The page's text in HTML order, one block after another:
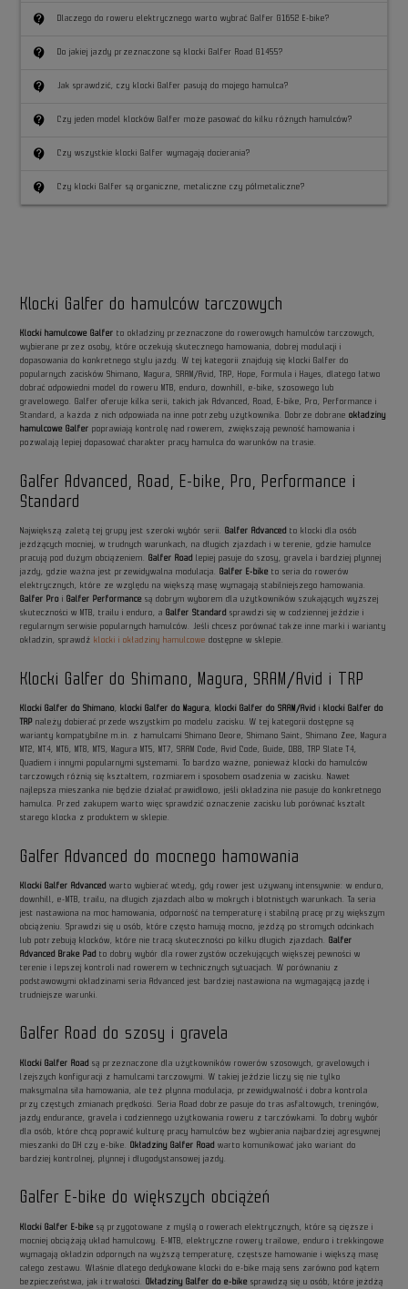
contact_support Dlaczego do roweru elektrycznego warto wybrać Galfer G1652 E-bike?
contact_support Do jakiej jazdy przeznaczone są klocki Galfer Road G1455?
contact_support Jak sprawdzić, czy klocki Galfer pasują do mojego hamulca?
contact_support Czy jeden model klocków Galfer może pasować do kilku różnych hamulców?
contact_support Czy wszystkie klocki Galfer wymagają docierania?
contact_support Czy klocki Galfer są organiczne, metaliczne czy półmetaliczne?
Klocki Galfer do hamulców tarczowych
Klocki hamulcowe Galfer to okładziny przeznaczone do rowerowych hamulców tarczowych,
wybierane przez osoby, które oczekują skutecznego hamowania, dobrej modulacji i
dopasowania do konkretnego stylu jazdy. W tej kategorii znajdują się klocki Galfer do
popularnych zacisków Shimano, Magura, SRAM/Avid, TRP, Hope, Formula i Hayes, dlatego łatwo
dobrać odpowiedni model do roweru MTB, enduro, downhill, e-bike, szosowego lub
gravelowego. Galfer oferuje kilka serii, takich jak Advanced, Road, E-bike, Pro, Performance i
Standard, a każda z nich odpowiada na inne potrzeby użytkownika. Dobrze dobraneokładziny
hamulcowe Galfer poprawiają kontrolę nad rowerem, zwiększają pewność hamowania i
pozwalają lepiej dopasować charakter pracy hamulca do warunków na trasie.
Galfer Advanced, Road, E-bike, Pro, Performance i
Standard
Największą zaletą tej grupy jest szeroki wybór serii. Galfer Advanced to klocki dla osób
jeżdżących mocniej, w trudnych warunkach, na długich zjazdach i w terenie, gdzie hamulce
pracują pod dużym obciążeniem. Galfer Road
lepiej pasuje do szosy, gravela i bardziej płynnej
jazdy, gdzie ważna jest przewidywalna modulacja. Galfer E-bike to seria do rowerów
elektrycznych, które ze względu na większą masę wymagają stabilniejszego hamowania.
Galfer Pro i Galfer Performance są dobrym wyborem dla użytkowników szukających wyższej
skuteczności w MTB, trailu i enduro, a Galfer Standard sprawdzi się w codziennej jeździe i
regularnym serwisie popularnych hamulców. Jeśli chcesz porównać także inne marki i warianty
okładzin, sprawdź klocki i okładziny hamulcowe dostępne w sklepie.
Klocki Galfer do Shimano, Magura, SRAM/Avid i TRP
Klocki Galfer do Shimano klocki Galfer do Magura klocki Galfer do SRAM/Avid i klocki Galfer do
TRP należy dobierać przede wszystkim po modelu zacisku. W tej kategorii dostępne są
warianty kompatybilne m.in. z hamulcami Shimano Deore, Shimano Saint, Shimano Zee, Magura
MT2, MT4, MT6, MT8, MTS, Magura MT5, MT7, SRAM Code, Avid Code, Guide, DB8, TRP Slate T4,
Quadiem i innymi popularnymi systemami. To bardzo ważne, ponieważ klocki do hamulców
tarczowych różnią się kształtem, rozmiarem i sposobem osadzenia w zacisku. Nawet
najlepsza mieszanka nie będzie działać prawidłowo, jeśli okładzina nie pasuje do konkretnego
hamulca. Przed zakupem warto więc sprawdzić oznaczenie zacisku lub porównać kształt
starego klocka z produktem w sklepie.
Galfer Advanced do mocnego hamowania
Klocki Galfer Advanced warto wybierać wtedy, gdy rower jest używany intensywnie: w enduro,
downhill, e-MTB, trailu, na długich zjazdach albo w mokrych i błotnistych warunkach. Ta seria
jest nastawiona na moc hamowania, odporność na temperaturę i stabilną pracę przy większym
obciążeniu. Sprawdzi się u osób, które często hamują mocno, jeżdżą po stromych odcinkach
lub potrzebują klocków, które nie tracą skuteczności po kilku długich zjazdach. Galfer
Advanced Brake Pad to dobry wybór dla rowerzystów oczekujących większej pewności w
terenie i lepszej kontroli nad rowerem w technicznych sytuacjach. W porównaniu z
podstawowymi okładzinami seria Advanced jest bardziej nastawiona na wymagającą jazdę i
trudniejsze warunki.
Galfer Road do szosy i gravela
Klocki Galfer Road są przeznaczone dla użytkowników rowerów szosowych, gravelowych i
lżejszych konfiguracji z hamulcami tarczowymi. W takiej jeździe liczy się nie tylko
maksymalna siła hamowania, ale też płynna modulacja, przewidywalność i dobra kontrola
przy częstych zmianach prędkości. Seria Road dobrze pasuje do tras asfaltowych, treningów,
jazdy endurance, gravela i codziennego użytkowania roweru z tarczówkami. To dobry wybór
dla osób, które chcą poprawić kulturę pracy hamulców bez wybierania najbardziej agresywnej
mieszanki do DH czy e-bike. Okładziny Galfer Road warto komunikować jako wariant do
bardziej kontrolnej, płynnej i długodystansowej jazdy.
Galfer E-bike do większych obciążeń
Klocki Galfer E-bike są przygotowane z myślą o rowerach elektrycznych, które są cięższe i
mocniej obciążają układ hamulcowy. E-MTB, elektryczne rowery trailowe, enduro i trekkingowe
wymagają okładzin odpornych na wyższą temperaturę, częstsze hamowanie i większą masę
całego zestawu. Właśnie dlatego dedykowane klocki do e-bike mają sens zarówno pod kątem
bezpieczeństwa, jak i trwałości. Okładziny Galfer do e-bike sprawdzą się u osób, które jeżdżą